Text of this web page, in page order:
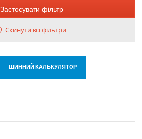
Застосувати фільтр
Скинути всі фільтри
ШИННИЙ КАЛЬКУЛЯТОР